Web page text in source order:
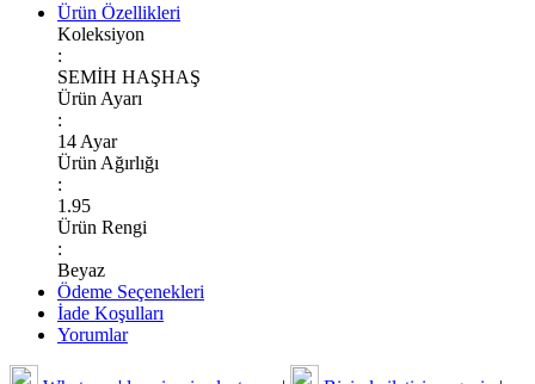
Ürün Özellikleri
Koleksiyon
:
SEMİH HAŞHAŞ
Ürün Ayarı
:
14 Ayar
Ürün Ağırlığı
:
1.95
Ürün Rengi
:
Beyaz
Ödeme Seçenekleri
İade Koşulları
Yorumlar